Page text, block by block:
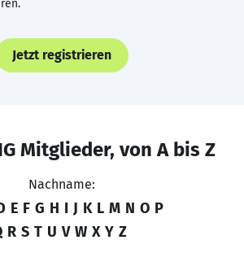
Jetzt registrieren
Mitglieder, von A bis Z
Nachname:
E F G H I J K L M N O P
R S T U V W X Y Z